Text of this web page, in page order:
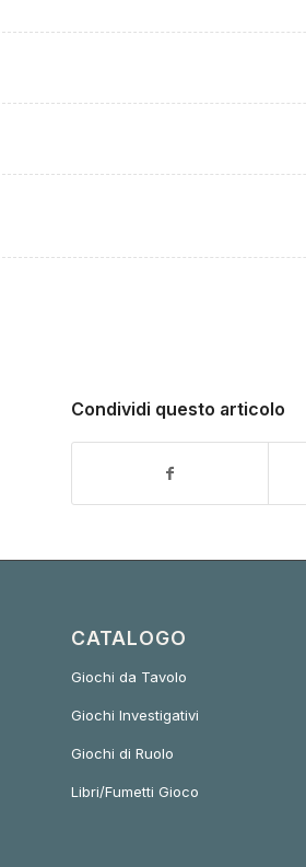
Condividi questo articolo
CATALOGO
Giochi da Tavolo
Giochi Investigativi
Giochi di Ruolo
Libri/Fumetti Gioco